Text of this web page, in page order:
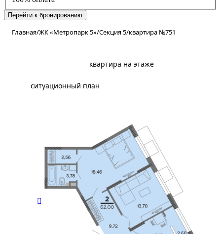
Перейти к бронированию
Главная/ЖК «Метропарк 5»/Секция 5/квартира №751
квартира на этаже
ситуационный план